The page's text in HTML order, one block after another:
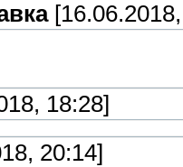
18:28]
20:14]